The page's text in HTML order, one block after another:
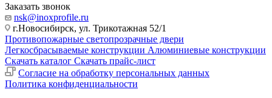
Заказать звонок
nsk@inoxprofile.ru
г.Новосибирск, ул. Трикотажная 52/1
Противопожарные светопрозрачные двери
Легкосбрасываемые конструкции Алюминиевые конструкции
Скачать каталог Скачать прайс-лист
Cогласие на обработку персональных данных
Политика конфиденциальности